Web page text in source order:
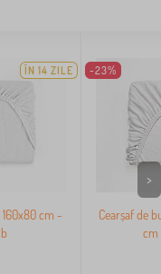
ÎN 14 ZILE
cm -
-23%
Cearșaf de
cm
>